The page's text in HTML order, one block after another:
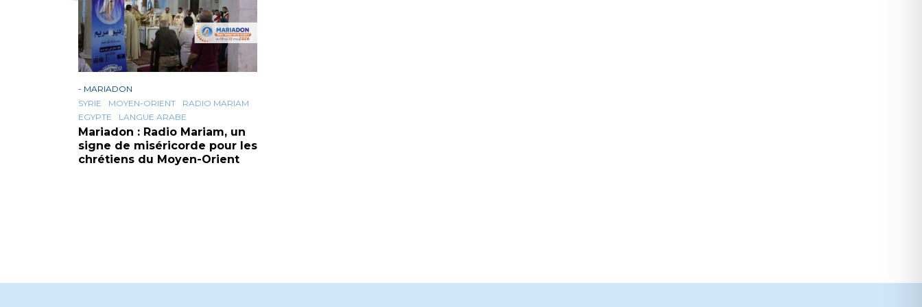
- MARIADON
SYRIE
MOYEN-ORIENT
RADIO MARIAM
EGYPTE
LANGUE ARABE
Mariadon : Radio Mariam, un
signe de miséricorde pour les
chrétiens du Moyen-Orient